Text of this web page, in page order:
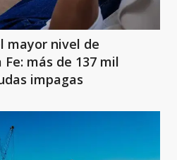
mayor nivel de
más de 137 mil
impagas